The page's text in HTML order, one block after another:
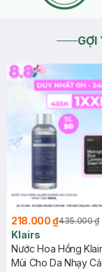
GỢI
218.000 ₫435.000 ₫
Klairs
Nước Hoa Hồng
Mùi Cho Da Nhạy